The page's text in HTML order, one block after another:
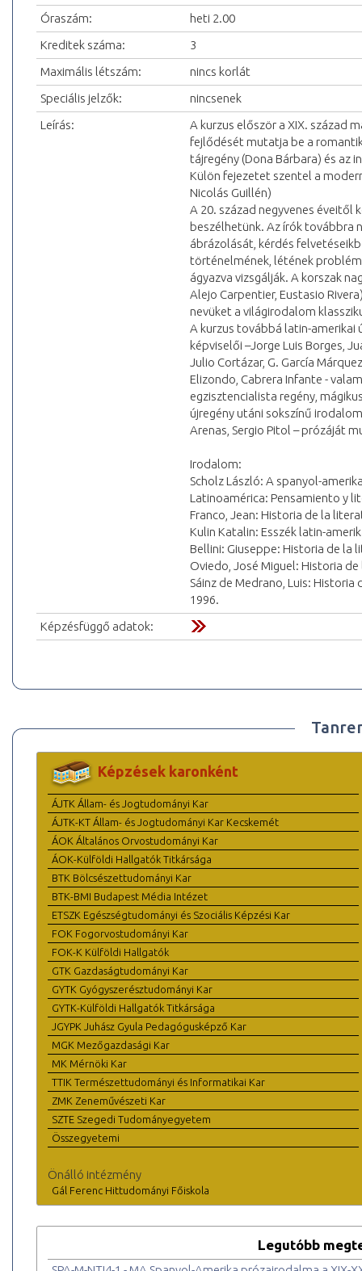
Óraszám:
heti 2.00
Kreditek száma:
3
Maximális létszám:
nincs korlát
Speciális jelzők:
nincsenek
Leírás:
A kurzus először a XIX. század
fejlődését mutatja be a
tájregény (Dona Bárbara) és az
Külön fejezetet szentel a
Nicolás Guillén)
A 20. század negyvenes éveitől
beszélhetünk. Az írók továbbra
ábrázolását, kérdés
történelmének, létének
ágyazva vizsgálják. A korszak
Alejo Carpentier, Eustasio
nevüket a világirodalom
A kurzus továbbá latin-amerikai
képviselői –Jorge Luis Borges,
Julio Cortázar, G. García
Elizondo, Cabrera Infante -
egzisztencialista regény,
újregény utáni sokszínű
Arenas, Sergio Pitol – prózáját
Irodalom:
Scholz László: A spanyol-
Latinoamérica: Pensamiento y
Franco, Jean: Historia de la
Kulin Katalin: Esszék latin-
Bellini: Giuseppe: Historia de la
Oviedo, José Miguel: Historia
Sáinz de Medrano, Luis:
1996.
Képzésfüggő adatok:
Képzések karonként
ÁJTK Állam- és Jogtudományi Kar
ÁJTK-KT Állam- és Jogtudományi Kar Kecskemét
ÁOK Általános Orvostudományi Kar
ÁOK-Külföldi Hallgatók Titkársága
BTK Bölcsészettudományi Kar
BTK-BMI Budapest Média Intézet
ETSZK Egészségtudományi és Szociális Képzési Kar
FOK Fogorvostudományi Kar
FOK-K Külföldi Hallgatók
GTK Gazdaságtudományi Kar
GYTK Gyógyszerésztudományi Kar
GYTK-Külföldi Hallgatók Titkársága
JGYPK Juhász Gyula Pedagógusképző Kar
MGK Mezőgazdasági Kar
MK Mérnöki Kar
TTIK Természettudományi és Informatikai Kar
ZMK Zeneművészeti Kar
SZTE Szegedi Tudományegyetem
Összegyetemi
Önálló intézmény
Gál Ferenc Hittudományi Főiskola
Legutóbb